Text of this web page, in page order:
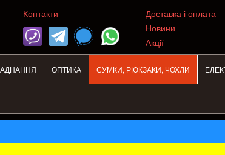
Контакти
Доставка і оплата
Новини
Акції
ОПТИКА СУМКИ, РЮКЗАКИ, ЧОХЛИ